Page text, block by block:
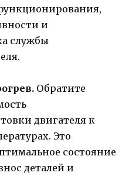
и
службы
Обратите
двигателя к
Это
состояние
деталей и